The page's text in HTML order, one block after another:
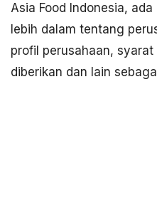
Asia Food Indonesia,
lebih dalam tentang
profil perusahaan,
diberikan dan lain